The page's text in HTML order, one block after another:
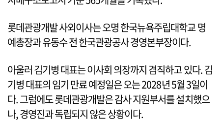
롯데관광개발 사외이사는 오명 한국뉴욕주립대학교 명
예총장과 유동수 전 한국관광공사 경영본부장이다.
아울러 김기병 대표는 이사회 의장까지 겸직하고 있다. 김
기병 대표의 임기 만료 예정일은 오는 2028년 5월 3일이
다. 그럼에도 롯데관광개발은 감사 지원부서를 설치했으
나, 경영진과 독립되지 않은 상황이다.